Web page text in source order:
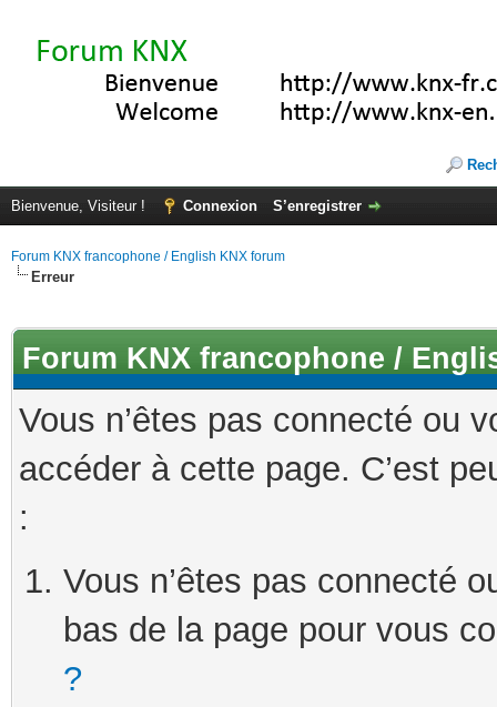
Bienvenue, Visiteur ! Connexion S’enregistrer
Forum KNX francophone / English KNX forum
Erreur
Forum KNX francophone /
Vous n’êtes pas connecté ou
accéder à cette page. C’est
:
Vous n’êtes pas connecté
bas de la page pour vous
?